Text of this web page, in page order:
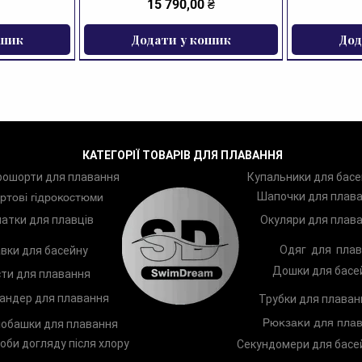
Ціна
15 790,00 ₴
Додати у кошик
Two
Шампунь TRISWIM Shampoo
Чоловічі
Zoggs
Лопатки для плавання Zoggs
Дитяче
КАТЕГОРІЇ ТОВАРІВ ДЛЯ ПЛАВАННЯ
для плавання
гідрокостюми
для плавців
Купальники для
Шапочки для
Окуляри для
для басейну
для плавання
Одяг для
Дошки для
для плавання
для плавання
догляду після хлору
Трубки для
Рюкзаки для
Секундомери для